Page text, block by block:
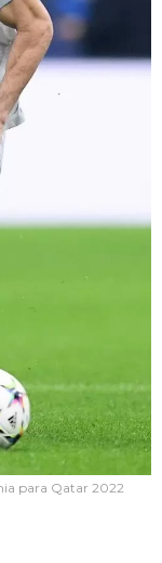
para Qatar 2022